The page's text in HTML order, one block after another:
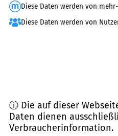
Diese Daten werden von
Diese Daten werden von
ⓘ Die auf dieser
Daten dienen
Verbraucherinformation.